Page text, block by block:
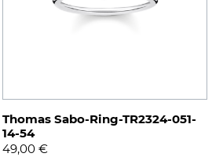
Thomas Sabo-Ring-TR2324-051-
14-54
49,00 €